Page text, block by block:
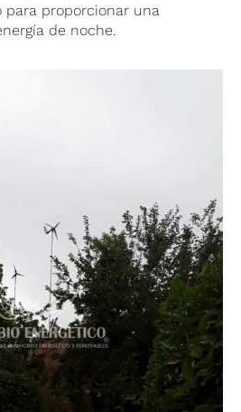
para proporcionar una
de noche.